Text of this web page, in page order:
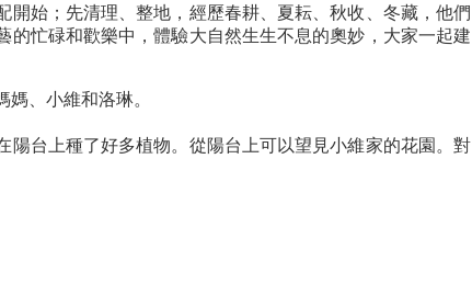
開始；先清理、整地，經歷春耕、夏耘、秋收、冬藏，他們
的忙碌和歡樂中，體驗大自然生生不息的奧妙，大家一起建
、小維和洛琳。
陽台上種了好多植物。從陽台上可以望見小維家的花園。對